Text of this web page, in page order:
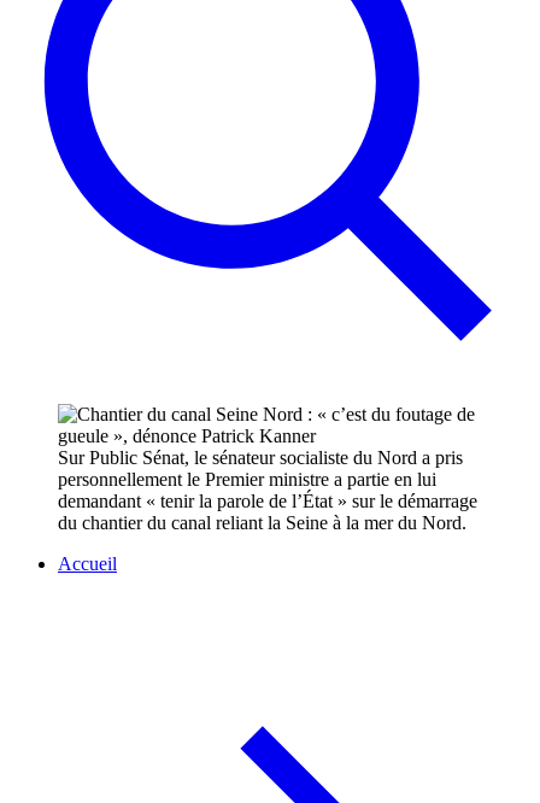
Sur Public Sénat, le sénateur socialiste du Nord a pris
personnellement le Premier ministre a partie en lui
demandant « tenir la parole de l’État » sur le démarrage
du chantier du canal reliant la Seine à la mer du Nord.
Accueil